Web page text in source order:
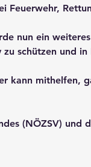
Feuerwehr,
nun ein
schützen und
kann mithelfen,
(NÖZSV) und